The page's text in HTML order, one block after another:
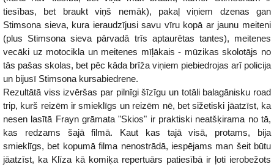
tiesības, bet braukt viņš nemāk), pakaļ viņiem dzenas gan
Stimsona sieva, kura ieraudzījusi savu vīru kopā ar jaunu meiteni
(plus Stimsona sieva pārvadā trīs aptaurētas tantes), meitenes
vecāki uz motocikla un meitenes mīļākais - mūzikas skolotājs no
tās pašas skolas, bet pēc kāda brīža viņiem piebiedrojas arī policija
un bijusī Stimsona kursabiedrene.
Rezultātā viss izvēršas par pilnīgi šīzīgu un totāli balagānisku road
trip, kurš reizēm ir smieklīgs un reizēm nē, bet sižetiski jāatzīst, ka
nesen lasītā Frayn grāmata "Skios" ir praktiski neatšķirama no tā,
kas redzams šajā filmā. Kaut kas tajā visā, protams, bija
smieklīgs, bet kopumā filma nenostrādā, iespējams man šeit būtu
jāatzīst, ka Klīza kā komiķa repertuārs patiesībā ir ļoti ierobežots